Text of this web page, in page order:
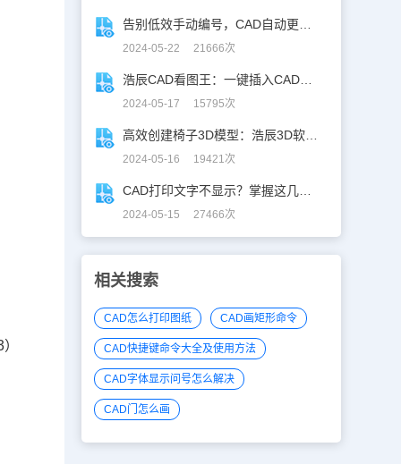
2024-05-22 21666次
2024-05-17 15795次
2024-05-16 19421次
2024-05-15 27466次
相关搜索
CAD怎么打印图纸 CAD画矩形命令
CAD快捷键命令大全及使用方法
CAD字体显示问号怎么解决
CAD门怎么画